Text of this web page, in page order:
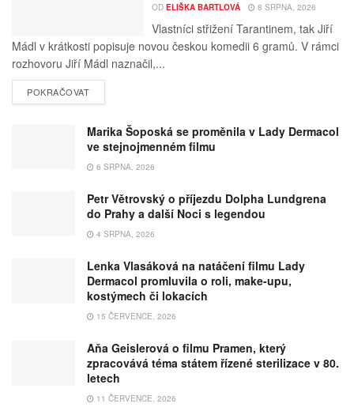
OD ELIŠKA BARTLOVÁ 8 SRPNA, 2026
Vlastníci střižení Tarantinem, tak Jiří
Mádl v krátkosti popisuje novou českou komedii 6 gramů. V rámci
rozhovoru Jiří Mádl naznačil,...
POKRAČOVAT
Marika Šoposká se proměnila v Lady Dermacol
ve stejnojmenném filmu
6 SRPNA, 2026
Petr Větrovský o příjezdu Dolpha Lundgrena
do Prahy a další Noci s legendou
4 SRPNA, 2026
Lenka Vlasáková na natáčení filmu Lady
Dermacol promluvila o roli, make-upu,
kostýmech či lokacích
15 ČERVENCE, 2026
Aňa Geislerová o filmu Pramen, který
zpracovává téma státem řízené sterilizace v 80.
letech
11 ČERVENCE, 2026